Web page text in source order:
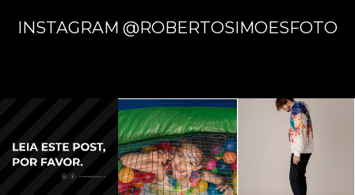
INSTAGRAM @ROBERTOSIMOESFOTO